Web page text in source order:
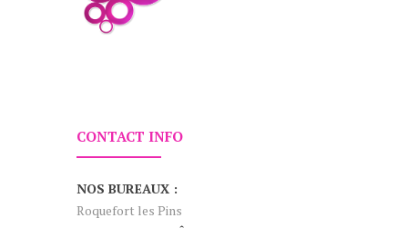
CONTACT INFO
NOS BUREAUX :
Roquefort les Pins